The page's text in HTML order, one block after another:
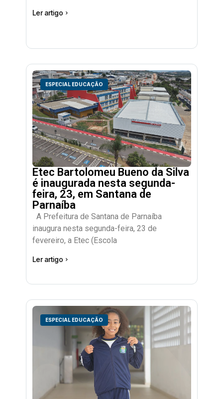
Ler artigo
ESPECIAL EDUCAÇÃO
Etec Bartolomeu Bueno da Silva
é inaugurada nesta segunda-
feira, 23, em Santana de
Parnaíba
A Prefeitura de Santana de Parnaíba
inaugura nesta segunda-feira, 23 de
fevereiro, a Etec (Escola
Ler artigo
ESPECIAL EDUCAÇÃO